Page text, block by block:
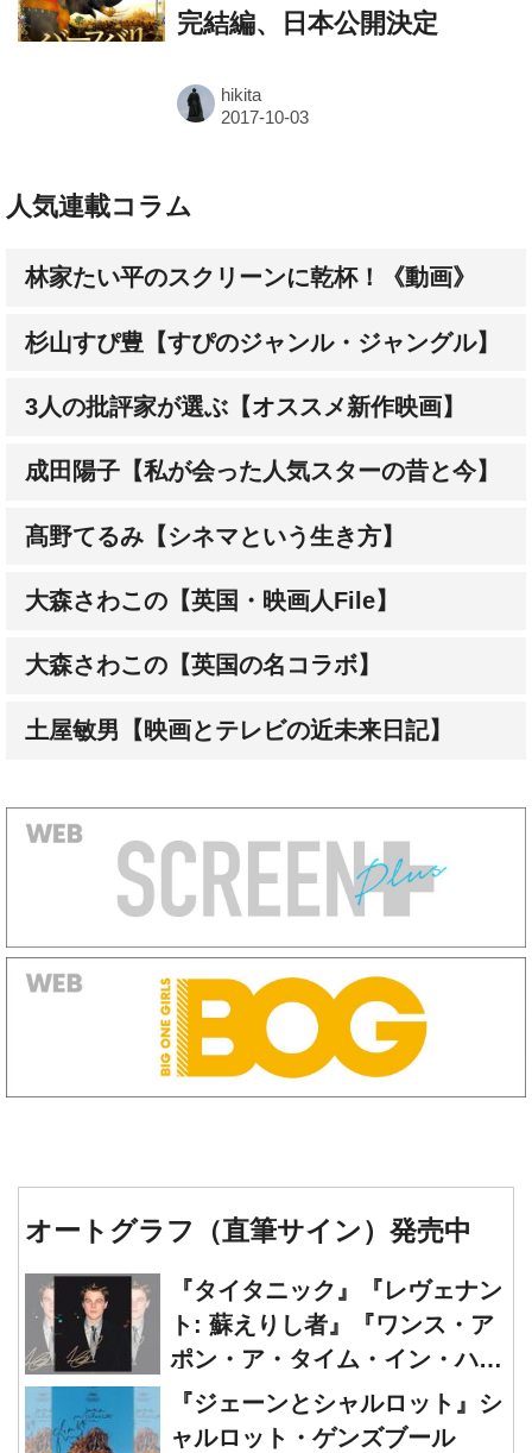
完結編、日本公開決定
hikita
人気連載コラム
林家たい平のスクリーンに乾杯！《動画》
杉山すぴ豊【すぴのジャンル・ジャングル】
3人の批評家が選ぶ【オススメ新作映画】
成田陽子【私が会った人気スターの昔と今】
髙野てるみ【シネマという生き方】
大森さわこの【英国・映画人File】
大森さわこの【英国の名コラボ】
土屋敏男【映画とテレビの近未来日記】
オートグラフ（直筆サイン）発売中
『タイタニック』『レヴェナン
ト: 蘇えりし者』『ワンス・ア
ポン・ア・タイム・イン・ハリ
ウッド』レオナルド・ディカプ
リオ 直筆オートグラフ発売中
『ジェーンとシャルロット』シ
ャルロット・ゲンズブール